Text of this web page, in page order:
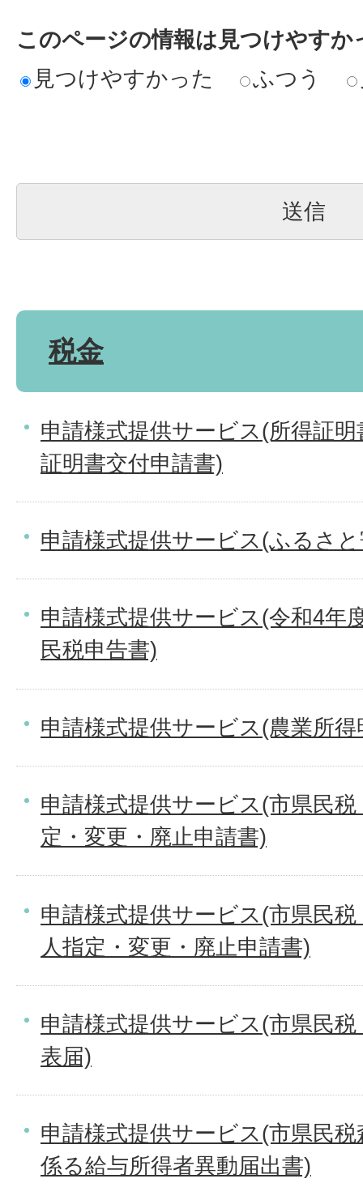
このページの情報は見つけやすか
見つけやすかった
ふつう
税金
申請様式提供サービス(所得証
証明書交付申請書)
申請様式提供サービス(ふるさ
申請様式提供サービス(令和4年
民税申告書)
申請様式提供サービス(農業所得
申請様式提供サービス(市県民
定・変更・廃止申請書)
申請様式提供サービス(市県民
人指定・変更・廃止申請書)
申請様式提供サービス(市県民
表届)
申請様式提供サービス(市県民
係る給与所得者異動届出書)